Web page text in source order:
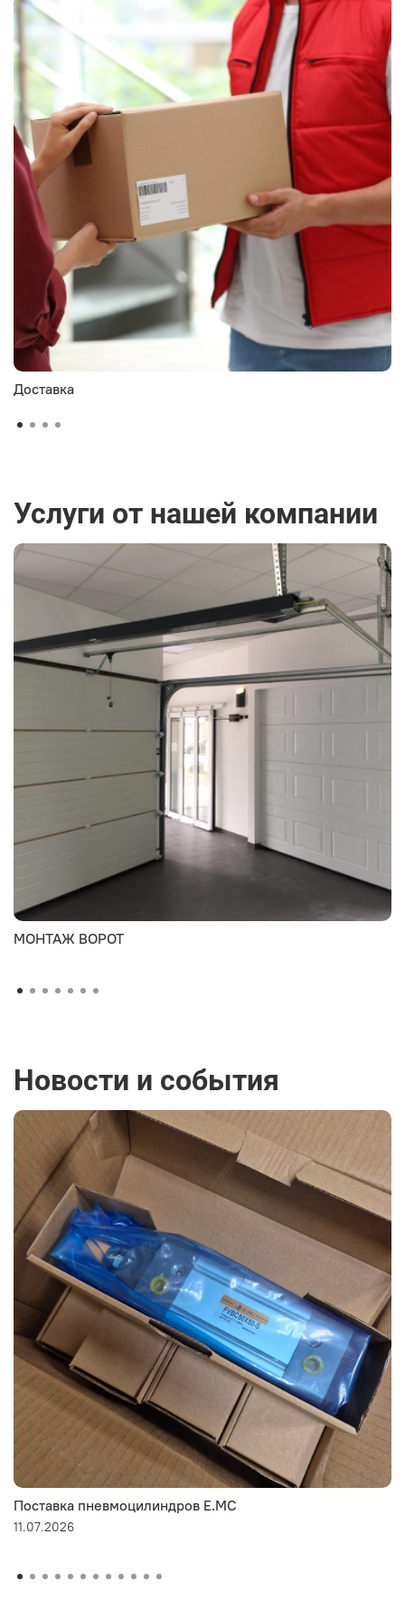
Доставка
Услуги от нашей компании
МОНТАЖ ВОРОТ
Новости и события
Поставка пневмоцилиндров E.MC
11.07.2026